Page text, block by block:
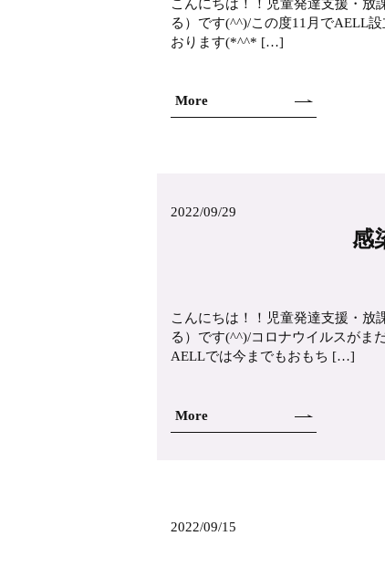
こんにちは！！児童発達支援・放
る）です(^^)/この度11月でAELL
おります(*^^* […]
More
2022/09/29
感
こんにちは！！児童発達支援・放
る）です(^^)/コロナウイルスがま
AELLでは今までもおもち […]
More
2022/09/15